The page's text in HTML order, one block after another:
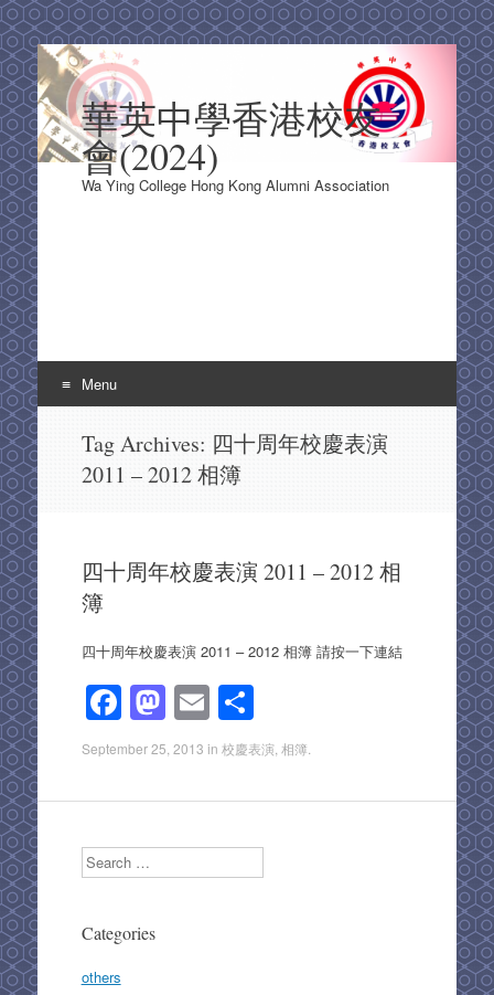
華英中學香港校友
會(2024)
Wa Ying College Hong Kong Alumni Association
Menu
content
Tag Archives: 四十周年校慶表演
2011 – 2012 相簿
四十周年校慶表演 2011 – 2012 相
簿
四十周年校慶表演 2011 – 2012 相簿 請按一下連結
F
a
e
b
o
o
k
M
a
st
o
d
o
E
m
ail
S
h
ar
e
September 25, 2013 in 校慶表演, 相簿
Search
Categories
others